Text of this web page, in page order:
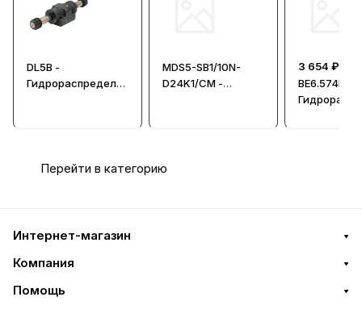
DL5B -
Гидрораспредели
мм)
MDS5-SB1/10N-
D24K1/CM -
3 654 ₽
Перейти в категорию
Интернет-магазин
Компания
Помощь